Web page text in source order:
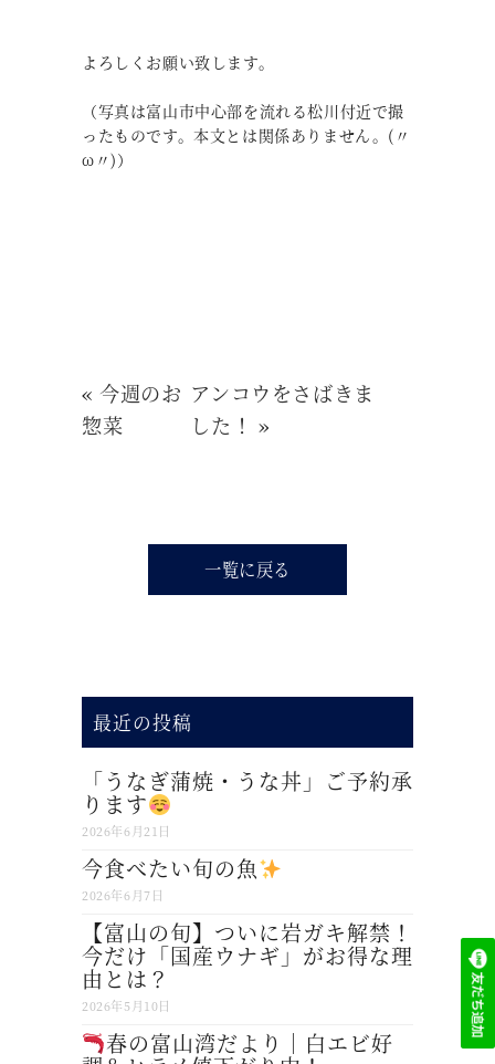
よろしくお願い致します。
（写真は富山市中心部を流れる松川付近で撮
ったものです。本文とは関係ありません。(〃
ω〃)）
« 今週のお
惣菜
アンコウをさばきま
した！ »
一覧に戻る
最近の投稿
「うなぎ蒲焼・うな丼」ご予約承
ります
2026年6月21日
今食べたい旬の魚
2026年6月7日
【富山の旬】ついに岩ガキ解禁！
今だけ「国産ウナギ」がお得な理
由とは？
2026年5月10日
春の富山湾だより｜白エビ好